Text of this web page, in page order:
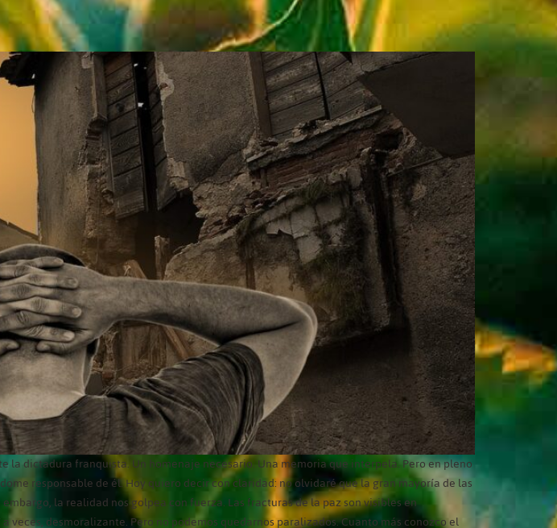
dictadura franquista. Un homenaje necesario. Una memoria que interpela. Pero en pleno
responsable de él. Hoy quiero decir con claridad: no olvidaré que la gran mayoría de las
la realidad nos golpea con fuerza. Las fracturas de la paz son visibles en
desmoralizante. Pero no podemos quedarnos paralizados. Cuanto más conozco el